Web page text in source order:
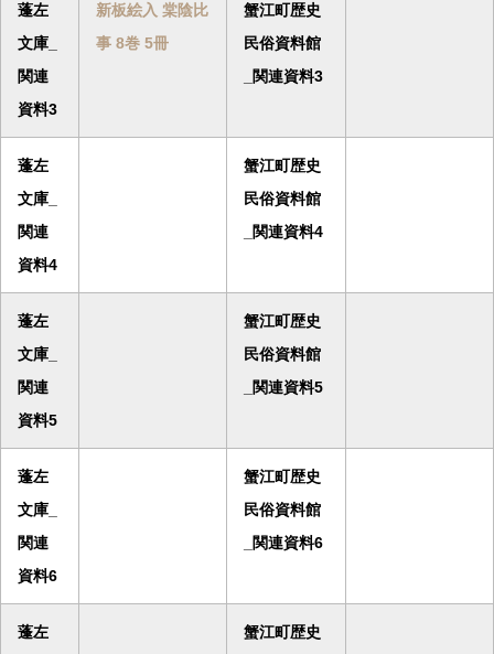
蓬左
文庫_
関連
資料3
新板絵入 棠陰比
事 8巻 5冊
蟹江町歴史
民俗資料館
_関連資料3
蓬左
文庫_
関連
資料4
蟹江町歴史
民俗資料館
_関連資料4
蓬左
文庫_
関連
資料5
蟹江町歴史
民俗資料館
_関連資料5
蓬左
文庫_
関連
資料6
蟹江町歴史
民俗資料館
_関連資料6
蓬左
蟹江町歴史